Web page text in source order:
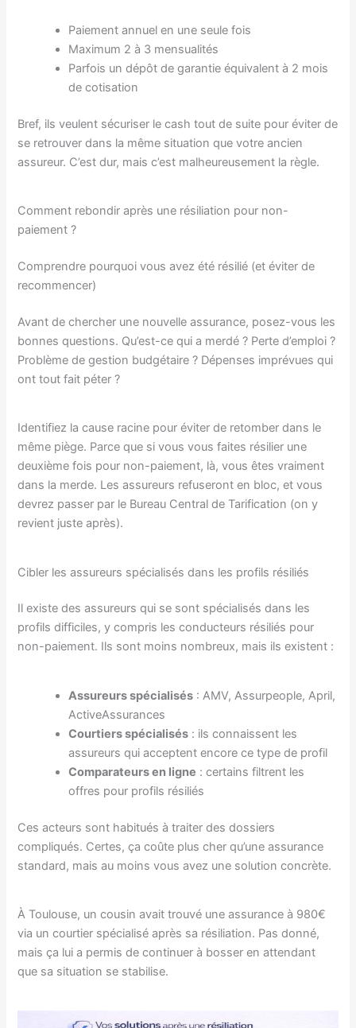
Paiement annuel en une seule fois
Maximum 2 à 3 mensualités
Parfois un dépôt de garantie équivalent à 2 mois
de cotisation
Bref, ils veulent sécuriser le cash tout de suite pour éviter de
se retrouver dans la même situation que votre ancien
assureur. C’est dur, mais c’est malheureusement la règle.
Comment rebondir après une résiliation pour non-
paiement ?
Comprendre pourquoi vous avez été résilié (et éviter de
recommencer)
Avant de chercher une nouvelle assurance, posez-vous les
bonnes questions. Qu’est-ce qui a merdé ? Perte d’emploi ?
Problème de gestion budgétaire ? Dépenses imprévues qui
ont tout fait péter ?
Identifiez la cause racine pour éviter de retomber dans le
même piège. Parce que si vous vous faites résilier une
deuxième fois pour non-paiement, là, vous êtes vraiment
dans la merde. Les assureurs refuseront en bloc, et vous
devrez passer par le Bureau Central de Tarification (on y
revient juste après).
Cibler les assureurs spécialisés dans les profils résiliés
Il existe des assureurs qui se sont spécialisés dans les
profils difficiles, y compris les conducteurs résiliés pour
non-paiement. Ils sont moins nombreux, mais ils existent :
Assureurs spécialisés : AMV, Assurpeople, April,
ActiveAssurances
Courtiers spécialisés : ils connaissent les
assureurs qui acceptent encore ce type de profil
Comparateurs en ligne : certains filtrent les
offres pour profils résiliés
Ces acteurs sont habitués à traiter des dossiers
compliqués. Certes, ça coûte plus cher qu’une assurance
standard, mais au moins vous avez une solution concrète.
À Toulouse, un cousin avait trouvé une assurance à 980€
via un courtier spécialisé après sa résiliation. Pas donné,
mais ça lui a permis de continuer à bosser en attendant
que sa situation se stabilise.